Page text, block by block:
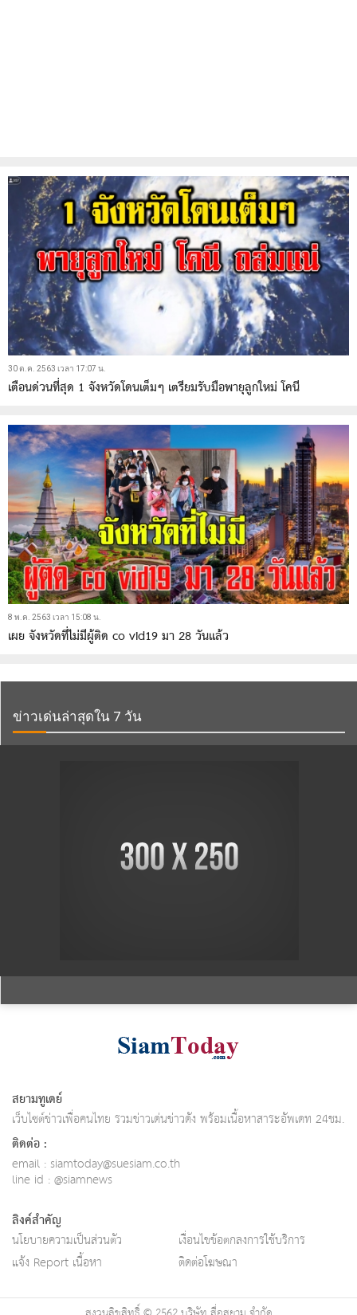
30 ต.ค. 2563 เวลา 17:07 น.
เตือนด่วนที่สุด 1 จังหวัดโดนเต็มๆ เตรียมรับมือพายุลูกใหม่ โคนี
8 พ.ค. 2563 เวลา 15:08 น.
เผย จังหวัดที่ไม่มีผู้ติด co vid19 มา 28 วันแล้ว
ข่าวเด่นล่าสุดใน 7 วัน
สยามทูเดย์
เว็บไซต์ข่าวเพื่อคนไทย รวมข่าวเด่นข่าวดัง พร้อมเนื้อหาสาระอัพเดท 24ชม.
ติดต่อ :
email : siamtoday@suesiam.co.th
line id : @siamnews
ลิงค์สำคัญ
นโยบายความเป็นส่วนตัว
เงื่อนไขข้อตกลงการใช้บริการ
แจ้ง Report เนื้อหา
ติดต่อโฆษณา